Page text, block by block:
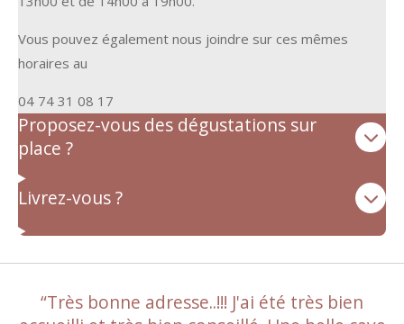
Vous pouvez également nous joindre sur ces mêmes
horaires au
04 74 31 08 17
Proposez-vous des dégustations sur
place ?
Livrez-vous ?
“Très bonne adresse..!!! J'ai été très bien